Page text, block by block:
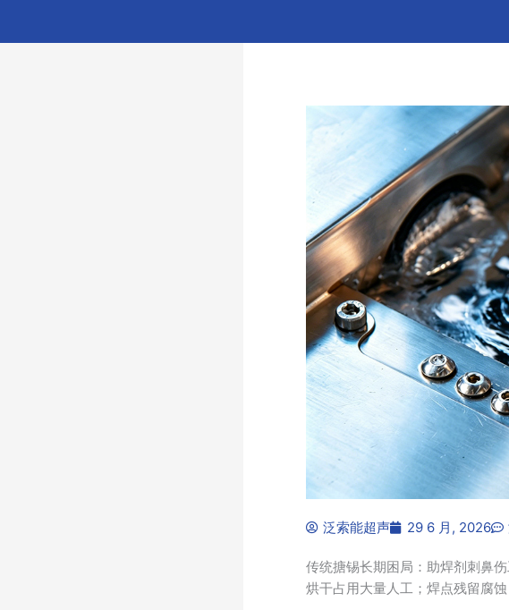
泛索能超声 29 6 月, 2026
传统搪锡长期困局：助焊剂刺鼻
烘干占用大量人工；焊点残留腐蚀